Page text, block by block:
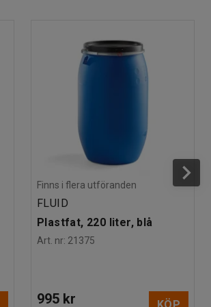
Finns i flera utföranden
FLUID
Plastfat, 220 liter, blå
Art. nr: 21375
995 kr